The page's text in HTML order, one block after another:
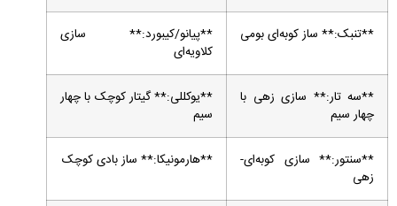
**تنبک:** ساز کوبه‌ای بومی
**پیانو/کیبورد:** سازی
کلاویه‌ای
**سه تار:** سازی زهی با
چهار سیم
**یوکللی:** گیتار کوچک با چهار
سیم
**سنتور:** سازی کوبه‌ای-
زهی
**هارمونیکا:** ساز بادی کوچک